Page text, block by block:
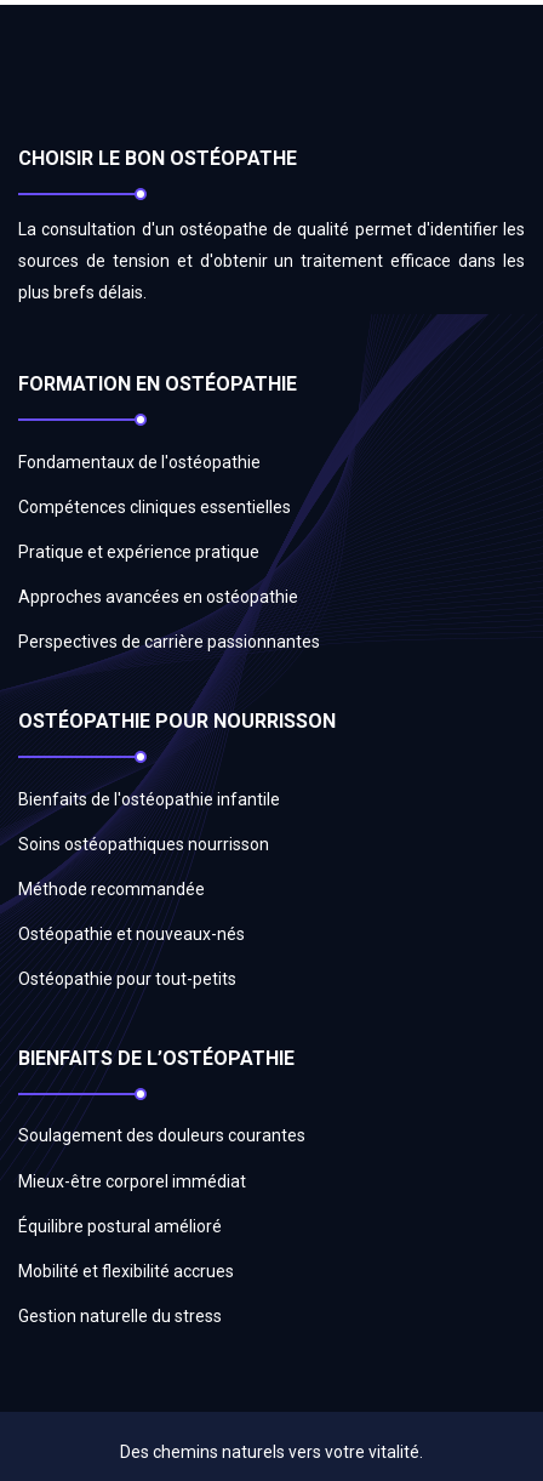
CHOISIR LE BON OSTÉOPATHE
La consultation d'un ostéopathe de qualité permet d'identifier les
sources de tension et d'obtenir un traitement efficace dans les
plus brefs délais.
FORMATION EN OSTÉOPATHIE
Fondamentaux de l'ostéopathie
Compétences cliniques essentielles
Pratique et expérience pratique
Approches avancées en ostéopathie
Perspectives de carrière passionnantes
OSTÉOPATHIE POUR NOURRISSON
Bienfaits de l'ostéopathie infantile
Soins ostéopathiques nourrisson
Méthode recommandée
Ostéopathie et nouveaux-nés
Ostéopathie pour tout-petits
BIENFAITS DE L’OSTÉOPATHIE
Soulagement des douleurs courantes
Mieux-être corporel immédiat
Équilibre postural amélioré
Mobilité et flexibilité accrues
Gestion naturelle du stress
Des chemins naturels vers votre vitalité.